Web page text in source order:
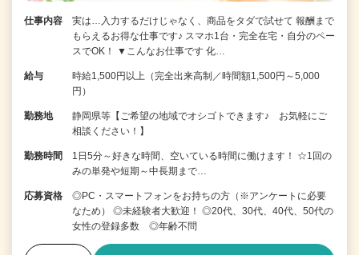
仕事内容
実は…入力するだけじゃなく、商品をタダで試せて 報酬まで
もらえるお得な仕事です♪ スマホ1台・完全在宅・自分のペー
スでOK！ ▼こんなお仕事です 化…
給与
時給1,500円以上（完全出来高制／時間額1,500円～5,000
円）
勤務地
静岡県等【ご希望の地域でオシゴトできます♪ お気軽にご
相談ください！】
勤務時間
1日5分～好きな時間、空いている時間に働けます！ ☆1回の
みの単発や短期～中長期まで…
応募資格
◎PC・スマートフォンをお持ちの方（※アンケートに必要
なため） ◎未経験者大歓迎！ ◎20代、30代、40代、50代の
女性の登録多数 ◎年齢不問